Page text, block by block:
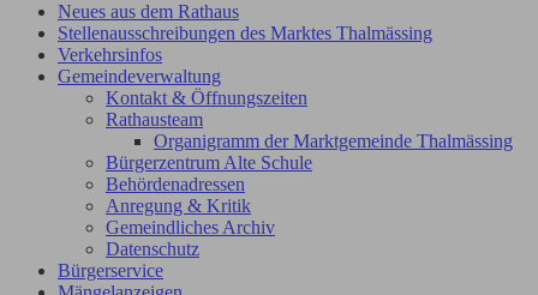
Neues aus dem Rathaus
Stellenausschreibungen des Marktes Thalmässing
Verkehrsinfos
Gemeindeverwaltung
Kontakt & Öffnungszeiten
Rathausteam
Organigramm der Marktgemeinde Thalmässing
Bürgerzentrum Alte Schule
Behördenadressen
Anregung & Kritik
Gemeindliches Archiv
Datenschutz
Bürgerservice